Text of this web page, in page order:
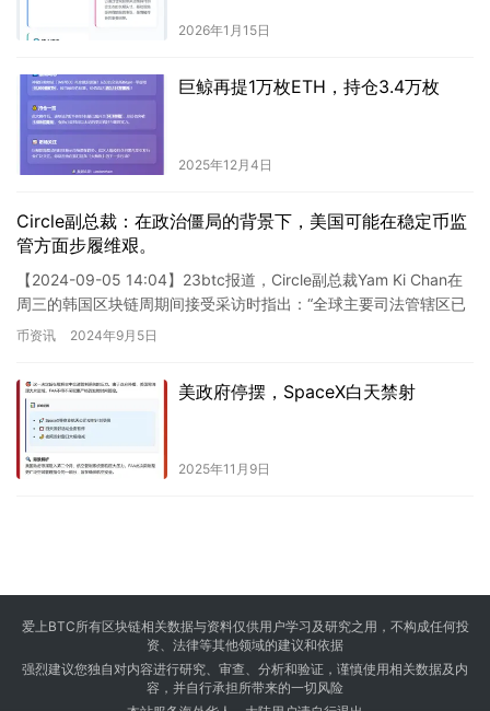
2026年1月15日
巨鲸再提1万枚ETH，持仓3.4万枚
2025年12月4日
Circle副总裁：在政治僵局的背景下，美国可能在稳定币监
管方面步履维艰。
【2024-09-05 14:04】23btc报道，Circle副总裁Yam Ki Chan在
周三的韩国区块链周期间接受采访时指出：“全球主要司法管辖区已
为合规的稳定币设定了最低标…
币资讯 2024年9月5日
美政府停摆，SpaceX白天禁射
2025年11月9日
爱上BTC所有区块链相关数据与资料仅供用户学习及研究之用，不构成任何投
资、法律等其他领域的建议和依据
强烈建议您独自对内容进行研究、审查、分析和验证，谨慎使用相关数据及内
容，并自行承担所带来的一切风险